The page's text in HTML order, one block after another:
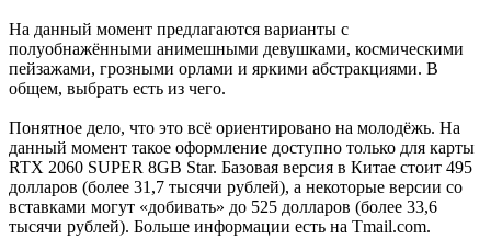
На данный момент предлагаются варианты с
полуобнажёнными анимешными девушками, космическими
пейзажами, грозными орлами и яркими абстракциями. В
общем, выбрать есть из чего.
Понятное дело, что это всё ориентировано на молодёжь. На
данный момент такое оформление доступно только для карты
RTX 2060 SUPER 8GB Star. Базовая версия в Китае стоит 495
долларов (более 31,7 тысячи рублей), а некоторые версии со
вставками могут «добивать» до 525 долларов (более 33,6
тысячи рублей). Больше информации есть на Tmail.com.